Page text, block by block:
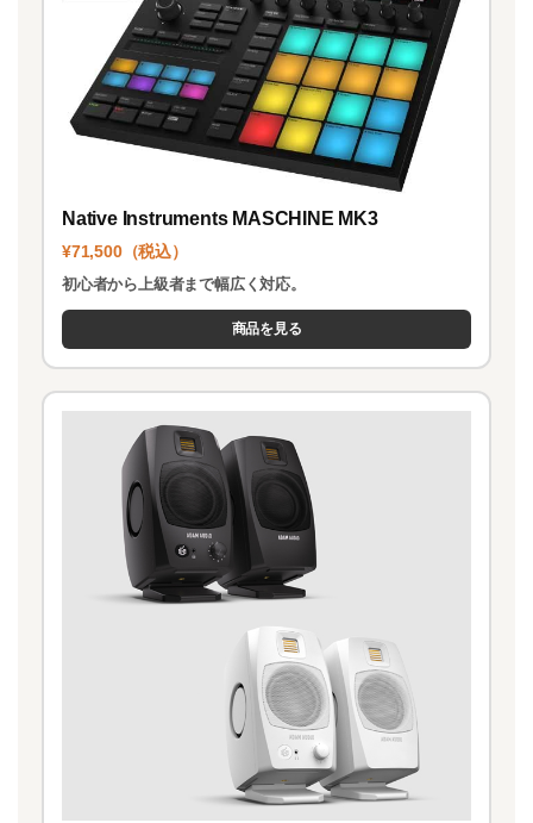
Native Instruments MASCHINE MK3
¥71,500（税込）
初心者から上級者まで幅広く対応。
商品を見る